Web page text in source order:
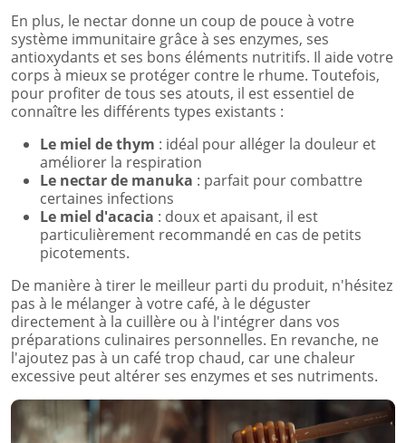
En plus, le nectar donne un coup de pouce à votre
système immunitaire grâce à ses enzymes, ses
antioxydants et ses bons éléments nutritifs. Il aide votre
corps à mieux se protéger contre le rhume. Toutefois,
pour profiter de tous ses atouts, il est essentiel de
connaître les différents types existants :
Le miel de thym : idéal pour alléger la douleur et
améliorer la respiration
Le nectar de manuka : parfait pour combattre
certaines infections
Le miel d'acacia : doux et apaisant, il est
particulièrement recommandé en cas de petits
picotements.
De manière à tirer le meilleur parti du produit, n'hésitez
pas à le mélanger à votre café, à le déguster
directement à la cuillère ou à l'intégrer dans vos
préparations culinaires personnelles. En revanche, ne
l'ajoutez pas à un café trop chaud, car une chaleur
excessive peut altérer ses enzymes et ses nutriments.